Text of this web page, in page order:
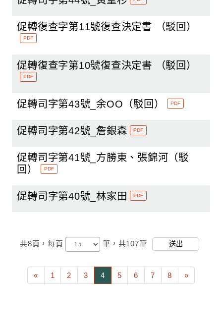
促轉復查字第11號復查決定書 （駁回）
PDF
促轉復查字第10號復查決定書 （駁回）
PDF
促轉司字第43號_余OO（駁回） PDF
促轉司字第42號_詹銀森 PDF
促轉司字第41號_方勝東、張錦河（駁
回）
PDF
促轉司字第40號_林家田 PDF
共8頁， 每頁 筆，共107筆 送出
« 1 2 3 4 5 6 7 8 »